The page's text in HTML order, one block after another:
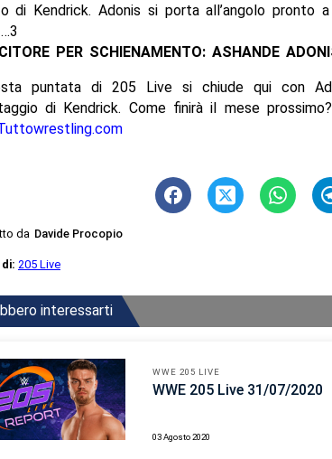
di Kendrick. Adonis si porta all’angolo pronto
PER SCHIENAMENTO: ASHANDE
puntata di 205 Live si chiude qui con
di Kendrick. Come finirà il mese
da Davide Procopio
205 Live
interessarti
WWE 205 LIVE
WWE 205 Live 31/07/2020
03 Agosto 2020